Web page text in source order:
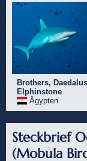
Brothers,
Elphinstone
Ägypten
Steckbrief
(Mobula